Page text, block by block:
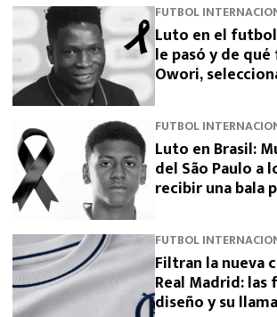
FUTBOL
Luto en el
le pasó y de
Owori,
FUTBOL
Luto en Brasil:
del São Paulo a
recibir una bala
FUTBOL
Filtran la nueva
Real Madrid:
diseño y su